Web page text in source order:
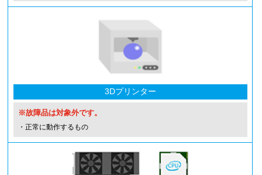
3Dプリンター
※故障品は対象外です。
・正常に動作するもの